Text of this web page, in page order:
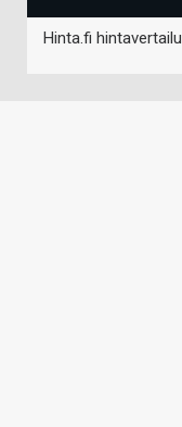
Hinta.fi hintavertailu